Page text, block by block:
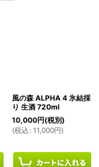
風の森 ALPHA 4 氷結採
り 生酒 720ml
10,000円(税別)
(税込 : 11,000円)